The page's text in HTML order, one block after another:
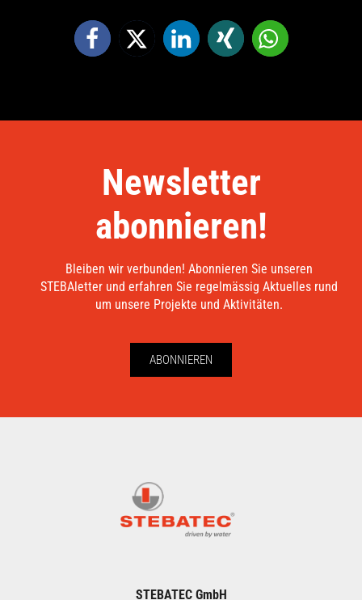
Newsletter
abonnieren!
Bleiben wir verbunden! Abonnieren Sie unseren
STEBAletter und erfahren Sie regelmässig Aktuelles rund
um unsere Projekte und Aktivitäten.
ABONNIEREN
STEBATEC GmbH